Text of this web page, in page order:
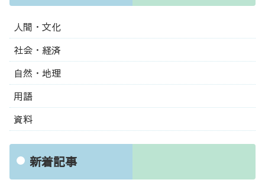
人間・文化
社会・経済
自然・地理
用語
資料
新着記事